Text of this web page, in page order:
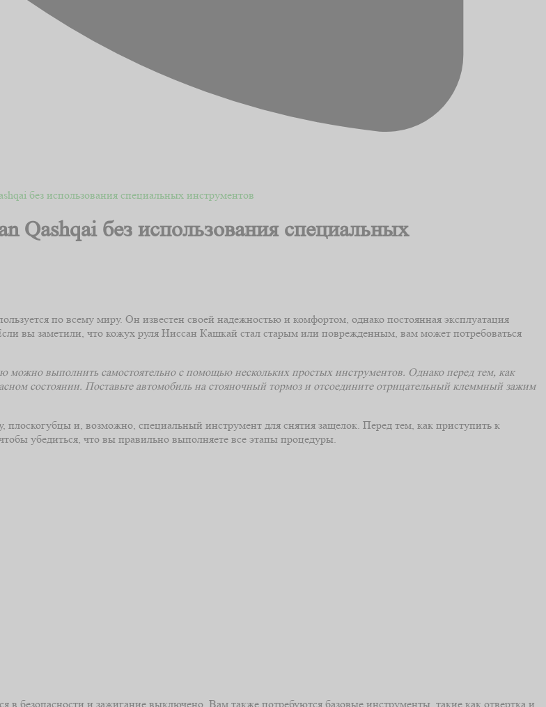
без использования специальных инструментов
Qashqai без использования специальных
по всему миру. Он известен своей надежностью и комфортом, однако постоянная эксплуатация
вы заметили, что кожух руля Ниссан Кашкай стал старым или поврежденным, вам может потребоваться
можно выполнить самостоятельно с помощью нескольких простых инструментов. Однако перед тем, как
состоянии. Поставьте автомобиль на стояночный тормоз и отсоедините отрицательный клеммный зажим
плоскогубцы и, возможно, специальный инструмент для снятия защелок. Перед тем, как приступить к
убедиться, что вы правильно выполняете все этапы процедуры.
в безопасности и зажигание выключено. Вам также потребуются базовые инструменты, такие как отвертка и